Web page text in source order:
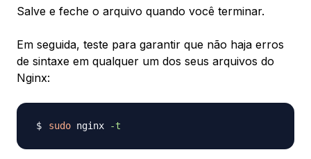
Salve e feche o arquivo quando você terminar.
Em seguida, teste para garantir que não haja erros
de sintaxe em qualquer um dos seus arquivos do
Nginx:
sudo nginx -t